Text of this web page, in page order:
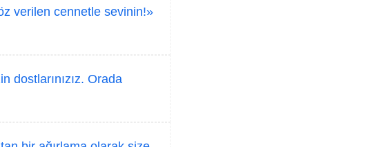
verilen cennetle sevinin!»
dostlarınızız. Orada